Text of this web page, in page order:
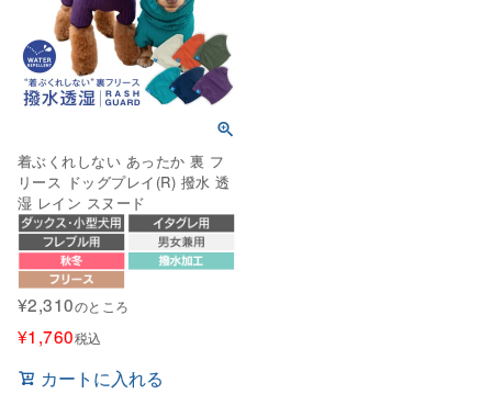
着ぶくれしない あったか 裏 フ
リース ドッグプレイ(R) 撥水 透
湿 レイン スヌード
¥2,310のところ
¥1,760税込
カートに入れる